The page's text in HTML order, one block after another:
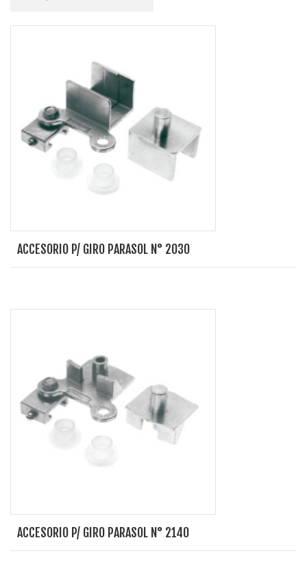
ACCESORIO P/ GIRO PARASOL N° 2030
ACCESORIO P/ GIRO PARASOL N° 2140